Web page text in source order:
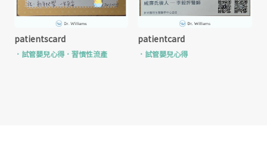
patientscard
． 試管嬰兒心得 ． 習慣性流產
patientcard
． 試管嬰兒心得